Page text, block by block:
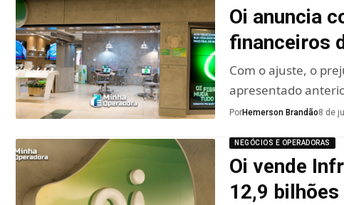
Oi anuncia
financeiros
Com o ajuste, o
apresentado
PorHemerson Brandão8 de
NEGÓCIOS E OPERADORAS
Oi vende
12,9 bilhões